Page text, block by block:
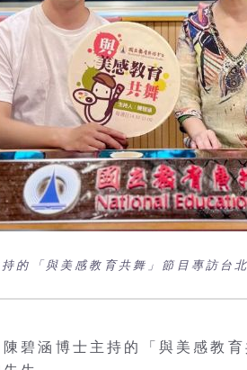
的「與美感教育共舞」節目專訪台
碧涵博士主持的「與美感教